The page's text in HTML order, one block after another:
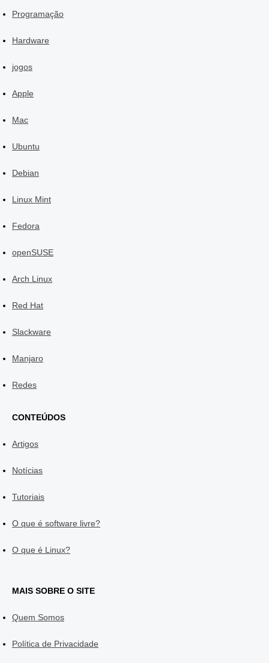
Programação
Hardware
jogos
Apple
Mac
Ubuntu
Debian
Linux Mint
Fedora
openSUSE
Arch Linux
Red Hat
Slackware
Manjaro
Redes
CONTEÚDOS
Artigos
Notícias
Tutoriais
O que é software livre?
O que é Linux?
MAIS SOBRE O SITE
Quem Somos
Política de Privacidade